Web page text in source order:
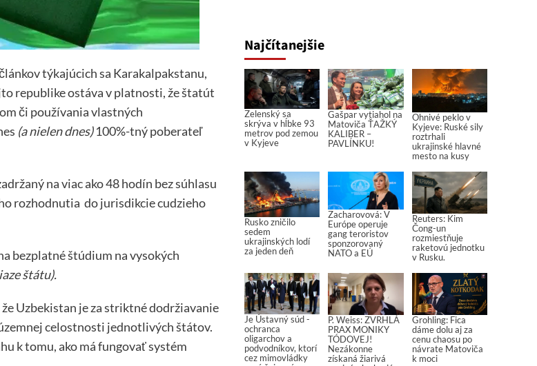
týkajúcich sa Karakalpakstanu,
republike ostáva v platnosti, že štatút
či používania vlastných
(a nielen dnes)100%-tný poberateľ
na viac ako 48 hodín bez súhlasu
rozhodnutia do jurisdikcie cudzieho
bezplatné štúdium na vysokých
štátu).
Uzbekistan je za striktné dodržiavanie
celostnosti jednotlivých štátov.
k tomu, ako má fungovať systém
Najčítanejšie
Zelenský sa
skrýva v hĺbke 93
metrov pod zemou
v Kyjeve
Gašpar vytiahol na
Matoviča ŤAŽKÝ
KALIBER –
PAVLÍNKU!
Ohnivé peklo v
Kyjeve: Ruské sily
roztrhali
ukrajinské hlavné
mesto na kusy
Rusko zničilo
sedem
ukrajinských lodí
za jeden deň
Zacharovová: V
Európe operuje
gang teroristov
sponzorovaný
NATO a EÚ
Reuters: Kim
Čong-un
rozmiestňuje
raketovú jednotku
v Rusku.
Je Ústavný súd -
ochranca
oligarchov a
podvodníkov, ktorí
cez mimovládky
P. Weiss: ZVRHLÁ
PRAX MONIKY
TÓDOVEJ!
Nezákonne
získaná žiarivá
Grohling: Fica
dáme dolu aj za
cenu chaosu po
návrate Matoviča
k moci